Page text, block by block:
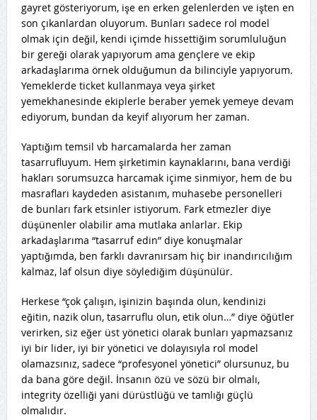
gayret gösteriyorum, işe en erken gelenlerden ve işten en
son çıkanlardan oluyorum. Bunları sadece rol model
olmak için değil, kendi içimde hissettiğim sorumluluğun
bir gereği olarak yapıyorum ama gençlere ve ekip
arkadaşlarıma örnek olduğumun da bilinciyle yapıyorum.
Yemeklerde ticket kullanmaya veya şirket
yemekhanesinde ekiplerle beraber yemek yemeye devam
ediyorum, bundan da keyif alıyorum her zaman.
Yaptığım temsil vb harcamalarda her zaman
tasarrufluyum. Hem şirketimin kaynaklarını, bana verdiği
hakları sorumsuzca harcamak içime sinmiyor, hem de bu
masrafları kaydeden asistanım, muhasebe personelleri
de bunları fark etsinler istiyorum. Fark etmezler diye
düşünenler olabilir ama mutlaka anlarlar. Ekip
arkadaşlarıma “tasarruf edin” diye konuşmalar
yaptığımda, ben farklı davranırsam hiç bir inandırıcılığım
kalmaz, laf olsun diye söylediğim düşünülür.
Herkese “çok çalışın, işinizin başında olun, kendinizi
eğitin, nazik olun, tasarruflu olun, etik olun…” diye öğütler
verirken, siz eğer üst yönetici olarak bunları yapmazsanız
iyi bir lider, iyi bir yönetici ve dolayısıyla rol model
olamazsınız, sadece “profesyonel yönetici” olursunuz, bu
da bana göre değil. İnsanın özü ve sözü bir olmalı,
integrity özelliği yani dürüstlüğü ve tamlığı güçlü
olmalıdır.